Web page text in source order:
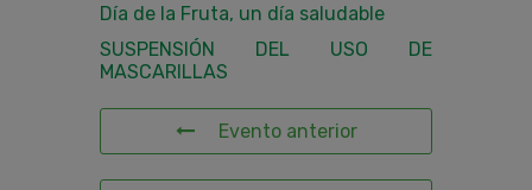
Día de la Fruta, un día saludable
SUSPENSIÓN DEL USO DE
MASCARILLAS
Evento anterior